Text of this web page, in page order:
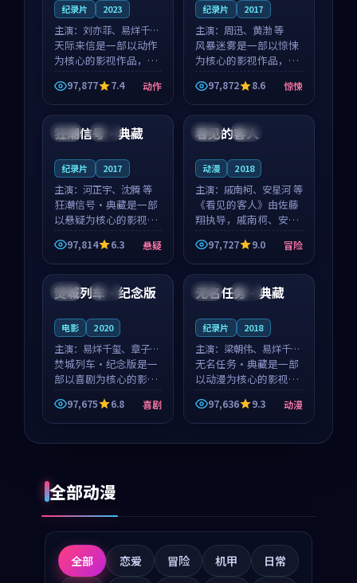
纪录片 2023
主演： 刘亦菲、易烊千玺
等
天际来信是一部以动作
为核心的影视作品，围
绕危机、反转与人物成
长展开，整体节奏紧
凑，值得推荐观看。
97,877 7.4 动作
纪录片 2017
主演： 周迅、黄渤 等
风暴迷雾是一部以惊悚
为核心的影视作品，围
绕危机、反转与人物成
长展开，整体节奏紧
凑，值得推荐观看。
97,872 8.6 惊悚
韩国 杜比
狂潮信号·典藏
纪录片 2017
主演： 河正宇、沈腾 等
狂潮信号·典藏是一部
以悬疑为核心的影视作
品，围绕危机、反转与
人物成长展开，整体节
奏紧凑，值得推荐观
看。
97,814 6.3 悬疑
泰国 完结
看见的客人
动漫 2018
主演： 戚南柯、安星河 等
《看见的客人》由佐藤
翔执导，戚南柯、安星
河领衔主演，是一部
2018年上映的泰国冒险
动漫。影片以海岸抒情
遇到告别都浸着真实情
97,727 9.0 冒险
英国 完结
焚城列车·纪念版
电影 2020
主演： 易烊千玺、章子怡
等
焚城列车·纪念版是一
部以喜剧为核心的影视
作品，围绕危机、反转
与人物成长展开，整体
节奏紧凑，值得推荐观
97,675 6.8 喜剧
中国 院线
无名任务·典藏
纪录片 2018
主演： 梁朝伟、易烊千玺
等
无名任务·典藏是一部
以动漫为核心的影视作
品，围绕危机、反转与
人物成长展开，整体节
奏紧凑，值得推荐观
97,636 9.3 动漫
全部动漫
全部 恋爱 冒险 机甲
日常